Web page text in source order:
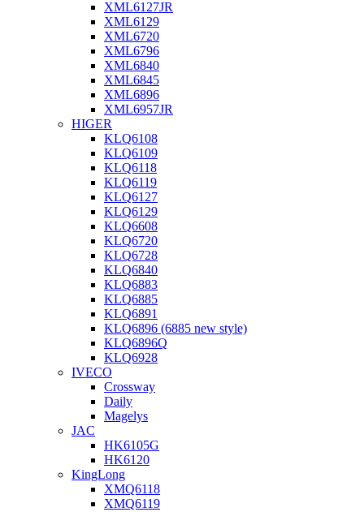
XML6127JR
XML6129
XML6720
XML6796
XML6840
XML6845
XML6896
XML6957JR
HIGER
KLQ6108
KLQ6109
KLQ6118
KLQ6119
KLQ6127
KLQ6129
KLQ6608
KLQ6720
KLQ6728
KLQ6840
KLQ6883
KLQ6885
KLQ6891
KLQ6896 (6885 new style)
KLQ6896Q
KLQ6928
IVECO
Crossway
Daily
Magelys
JAC
HK6105G
HK6120
KingLong
XMQ6118
XMQ6119